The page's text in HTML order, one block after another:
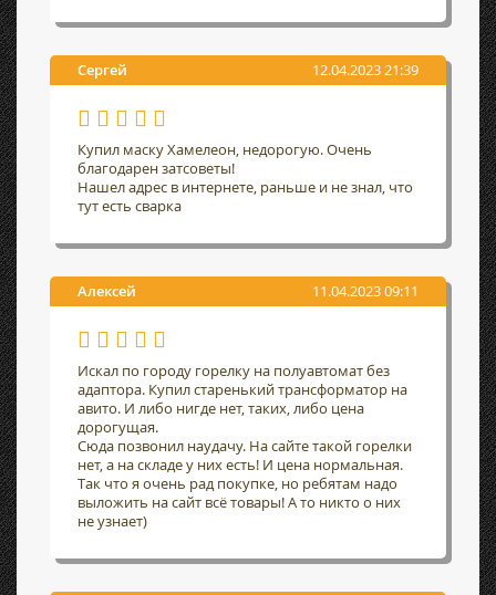
Сергей 12.04.2023 21:39
Купил маску Хамелеон, недорогую. Очень
благодарен затсоветы!
Нашел адрес в интернете, раньше и не знал, что
тут есть сварка
Алексей 11.04.2023 09:11
Искал по городу горелку на полуавтомат без
адаптора. Купил старенький трансформатор на
авито. И либо нигде нет, таких, либо цена
дорогущая.
Сюда позвонил наудачу. На сайте такой горелки
нет, а на складе у них есть! И цена нормальная.
Так что я очень рад покупке, но ребятам надо
выложить на сайт всё товары! А то никто о них
не узнает)